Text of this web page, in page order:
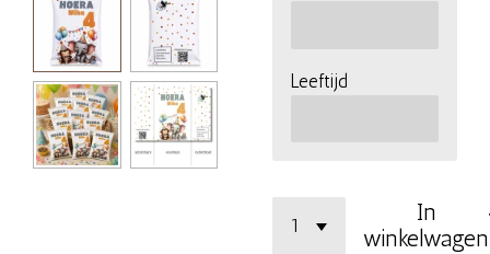
Leeftijd
In
winkelwagen